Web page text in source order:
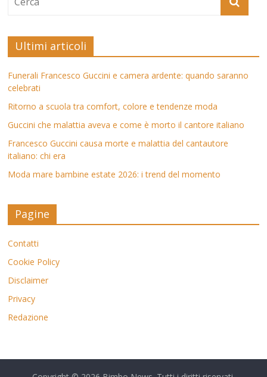
Ultimi articoli
Funerali Francesco Guccini e camera ardente: quando saranno
celebrati
Ritorno a scuola tra comfort, colore e tendenze moda
Guccini che malattia aveva e come è morto il cantore italiano
Francesco Guccini causa morte e malattia del cantautore
italiano: chi era
Moda mare bambine estate 2026: i trend del momento
Pagine
Contatti
Cookie Policy
Disclaimer
Privacy
Redazione